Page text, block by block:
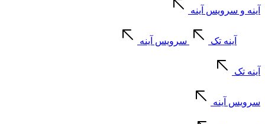
آینه و سرویس آینه
آینه تک سرویس آینه
آینه تک
سرویس آینه